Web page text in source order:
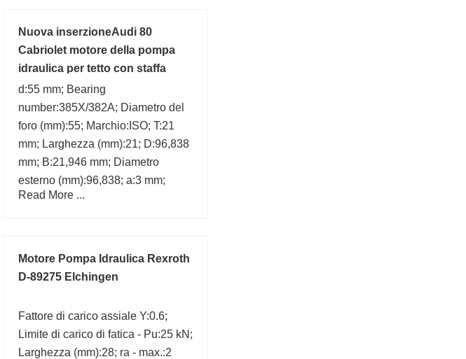
Nuova inserzioneAudi 80
Cabriolet motore della pompa
idraulica per tetto con staffa
8G0810654B
d:55 mm; Bearing
number:385X/382A; Diametro del
foro (mm):55; Marchio:ISO; T:21
mm; Larghezza (mm):21; D:96,838
mm; B:21,946 mm; Diametro
esterno (mm):96,838; a:3 mm;
Read More ...
Motore Pompa Idraulica Rexroth
D-89275 Elchingen
Fattore di carico assiale Y:0.6;
Limite di carico di fatica - Pu:25 kN;
Larghezza (mm):28; ra - max.:2